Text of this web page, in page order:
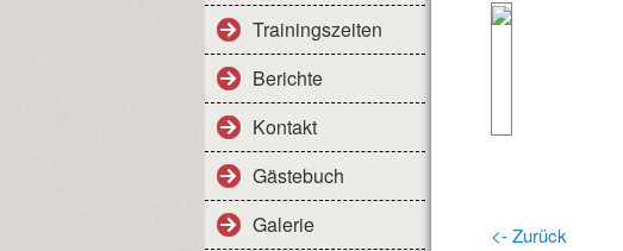
Trainingszeiten
Berichte
Kontakt
Gästebuch
Galerie
<- Zurück